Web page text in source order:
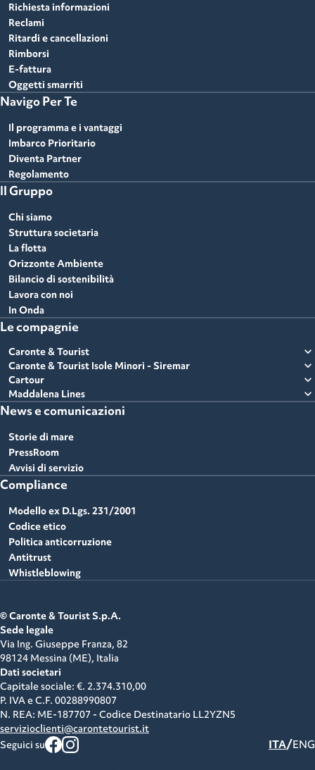
Richiesta informazioni
Reclami
Ritardi e cancellazioni
Rimborsi
E-fattura
Oggetti smarriti
Navigo Per Te
Il programma e i vantaggi
Imbarco Prioritario
Diventa Partner
Regolamento
Il Gruppo
Chi siamo
Struttura societaria
La flotta
Orizzonte Ambiente
Bilancio di sostenibilità
Lavora con noi
In Onda
Le compagnie
Caronte & Tourist expand_more
Caronte & Tourist Isole Minori - Siremar expand_more
Cartour expand_more
Maddalena Lines expand_more
News e comunicazioni
Storie di mare
PressRoom
Avvisi di servizio
Compliance
Modello ex D.Lgs. 231/2001
Codice etico
Politica anticorruzione
Antitrust
Whistleblowing
© Caronte & Tourist S.p.A.
Sede legale
Via Ing. Giuseppe Franza, 82
98124 Messina (ME), Italia
Dati societari
Capitale sociale: €. 2.374.310,00
P. IVA e C.F. 00288990807
N. REA: ME-187707 - Codice Destinatario LL2YZN5
servizioclienti@carontetourist.it
Seguici su
ITA/ENG